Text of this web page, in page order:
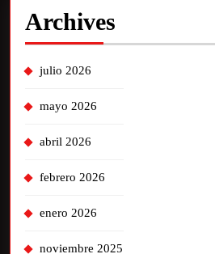
Archives
julio 2026
mayo 2026
abril 2026
febrero 2026
enero 2026
noviembre 2025